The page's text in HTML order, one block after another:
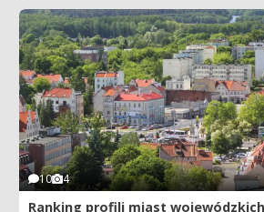
10 4
Ranking profili miast